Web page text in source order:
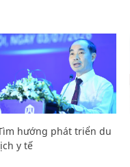
hướng phát triển du
y tế